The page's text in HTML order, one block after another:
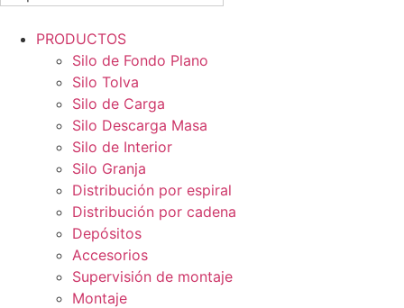
PRODUCTOS
Silo de Fondo Plano
Silo Tolva
Silo de Carga
Silo Descarga Masa
Silo de Interior
Silo Granja
Distribución por espiral
Distribución por cadena
Depósitos
Accesorios
Supervisión de montaje
Montaje